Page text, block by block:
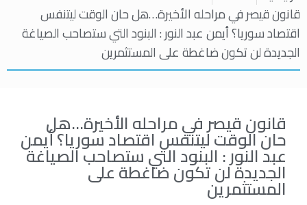
قانون قيصر في مراحله الأخيرة…هل حان الوقت ليتنفس
اقتصاد سوريا؟ أيمن عبد النور : البنود التي ستصاحب الصياغة
الجديدة لن تكون ضاغطة على المستثمرين
قانون قيصر في مراحله الأخيرة…هل
حان الوقت ليتنفس اقتصاد سوريا؟ أيمن
عبد النور : البنود التي ستصاحب الصياغة
الجديدة لن تكون ضاغطة على
المستثمرين